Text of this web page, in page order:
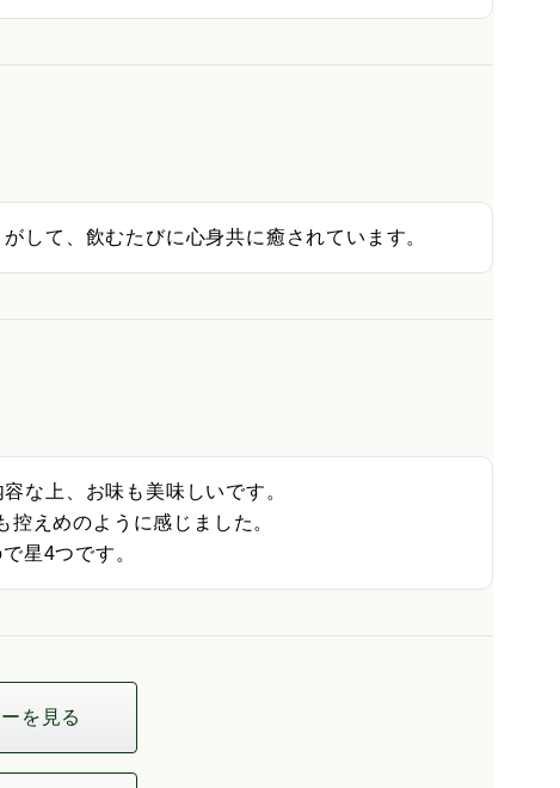
して、飲むたびに心身共に癒されています。
な上、お味も美味しいです。
えめのように感じました。
星4つです。
を見る